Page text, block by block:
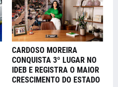
CARDOSO MOREIRA
CONQUISTA 3º LUGAR NO
IDEB E REGISTRA O MAIOR
CRESCIMENTO DO ESTADO